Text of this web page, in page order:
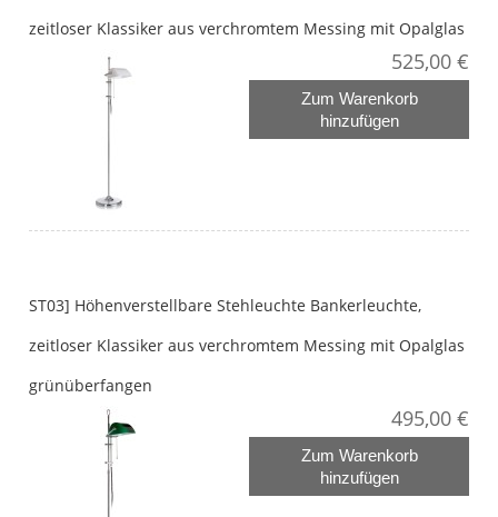
zeitloser Klassiker aus verchromtem Messing mit Opalglas
525,00 €
Zum Warenkorb
hinzufügen
ST03] Höhenverstellbare Stehleuchte Bankerleuchte,
zeitloser Klassiker aus verchromtem Messing mit Opalglas
grünüberfangen
495,00 €
Zum Warenkorb
hinzufügen